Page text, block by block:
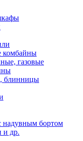
комбайны
газовые
блинницы
надувным бортом
и др.